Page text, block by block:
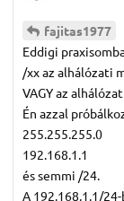
fajitas1977
Eddigi
/xx az alhálózati
VAGY az
Én azzal
255.255.255.0
192.168.1.1
és semmi /24.
A 192.168.1.1/